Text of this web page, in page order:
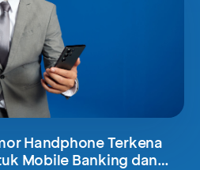
Handphone Terkena
Mobile Banking dan